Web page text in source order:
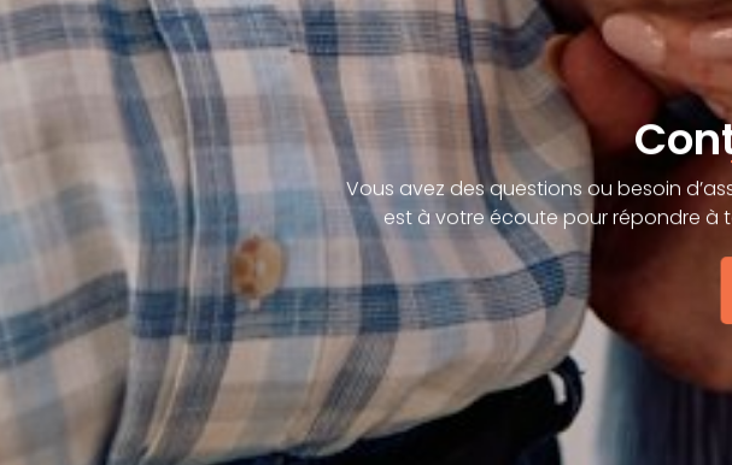
Vous avez des questions ou besoin
est à votre écoute pour répondre à